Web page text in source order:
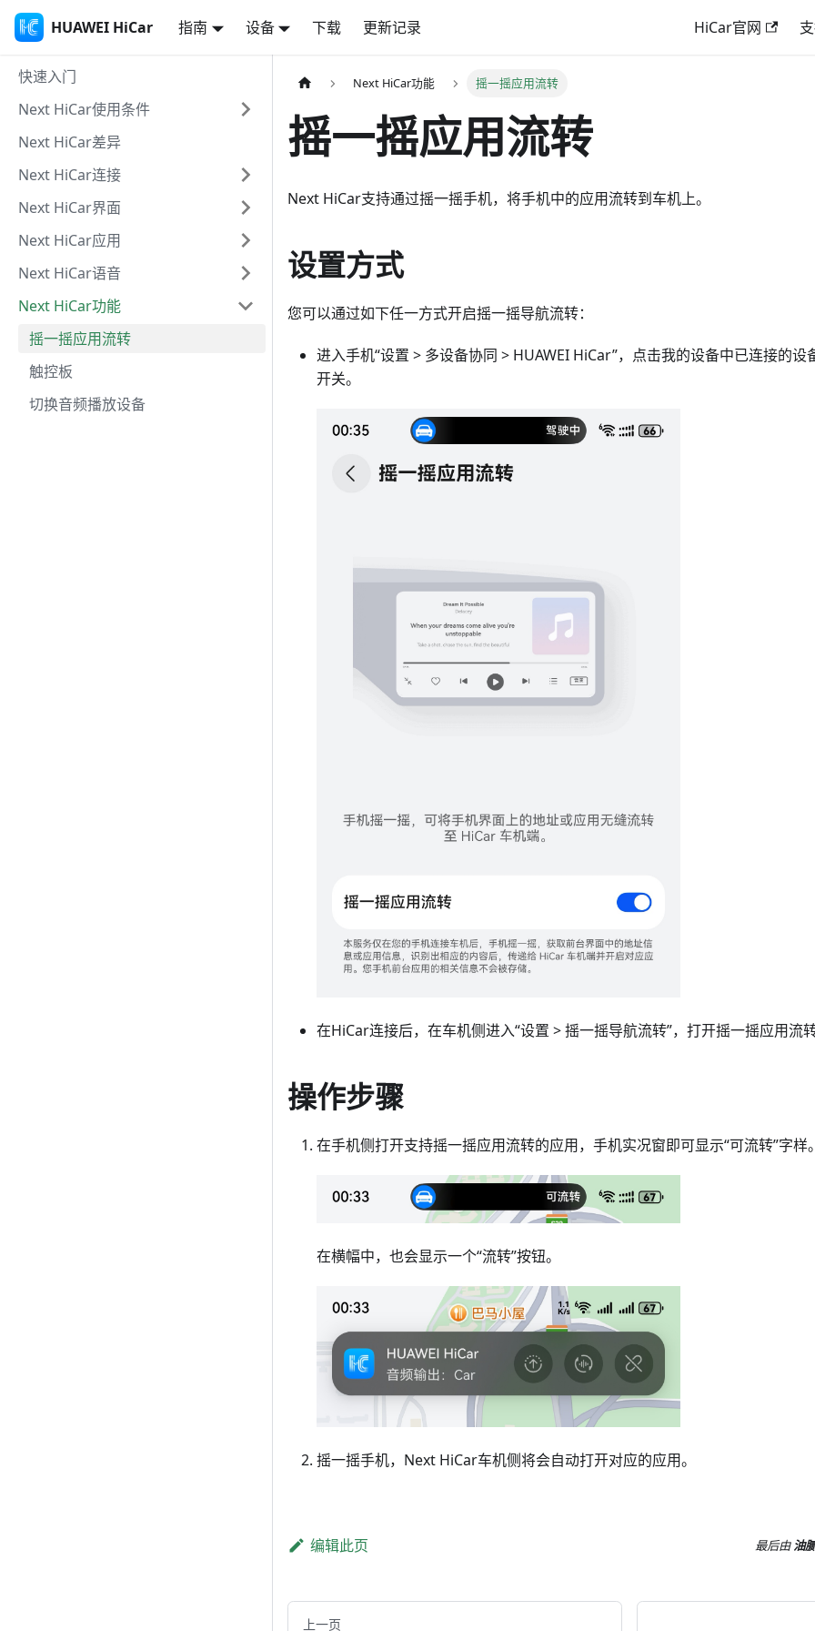
HUAWEI HiCar 指南 设备 下载 更新记录 HiCar官网
快速入门
Next HiCar使用条件
Next HiCar差异
Next HiCar连接
Next HiCar界面
Next HiCar应用
Next HiCar语音
Next HiCar功能
摇一摇应用流转
触控板
切换音频播放设备
Next HiCar功能 摇一摇应用流转
摇一摇应用流转
Next HiCar支持通过摇一摇手机，将手机中的应用流转到车机上。
设置方式
您可以通过如下任一方式开启摇一摇导航流转：
进入手机“设置 > 多设备协同 > HUAWEI HiCar”，点击我的设备中已连接的
开关。
在HiCar连接后，在车机侧进入“设置 > 摇一摇导航流转”，打开摇一摇应用流转
操作步骤
在手机侧打开支持摇一摇应用流转的应用，手机实况窗即可显示“可流转”字样。
在横幅中，也会显示一个“流转”按钮。
摇一摇手机，Next HiCar车机侧将会自动打开对应的应用。
编辑此页 最后由油
上一页